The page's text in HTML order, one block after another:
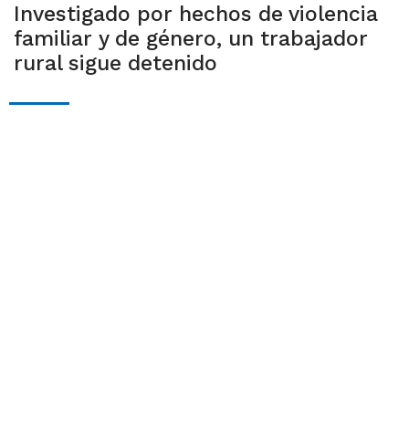
Investigado por hechos de violencia
familiar y de género, un trabajador
rural sigue detenido